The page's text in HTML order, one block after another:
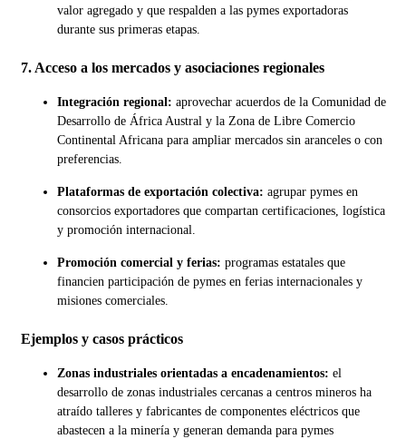
valor agregado y que respalden a las pymes exportadoras
durante sus primeras etapas.
7. Acceso a los mercados y asociaciones regionales
Integración regional: aprovechar acuerdos de la Comunidad de
Desarrollo de África Austral y la Zona de Libre Comercio
Continental Africana para ampliar mercados sin aranceles o con
preferencias.
Plataformas de exportación colectiva: agrupar pymes en
consorcios exportadores que compartan certificaciones, logística
y promoción internacional.
Promoción comercial y ferias: programas estatales que
financien participación de pymes en ferias internacionales y
misiones comerciales.
Ejemplos y casos prácticos
Zonas industriales orientadas a encadenamientos: el
desarrollo de zonas industriales cercanas a centros mineros ha
atraído talleres y fabricantes de componentes eléctricos que
abastecen a la minería y generan demanda para pymes